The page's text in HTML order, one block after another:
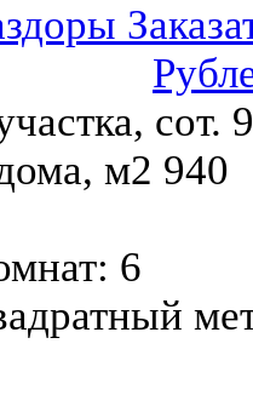
сот.
м2 940
6